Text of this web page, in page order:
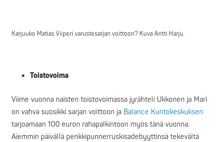
Karjuuko Matias Viiperi varustesarjan voittoon? Kuva Antti Harju.
Toistovoima
Viime vuonna naisten toistovoimassa jyrähteli Ukkonen ja Mari
on vahva suosikki sarjan voittoon ja Balance Kuntokeskuksen
tarjoamaan 100 euron rahapalkintoon myös tänä vuonna.
Aiemmin päivällä penkkipunnerruskisadebyyttinsä tekevältä